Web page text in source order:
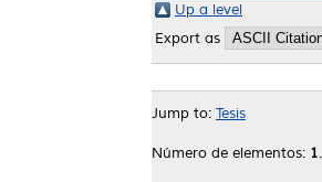
Up a level
Export as
Jump to: Tesis
Número de elementos: 1.